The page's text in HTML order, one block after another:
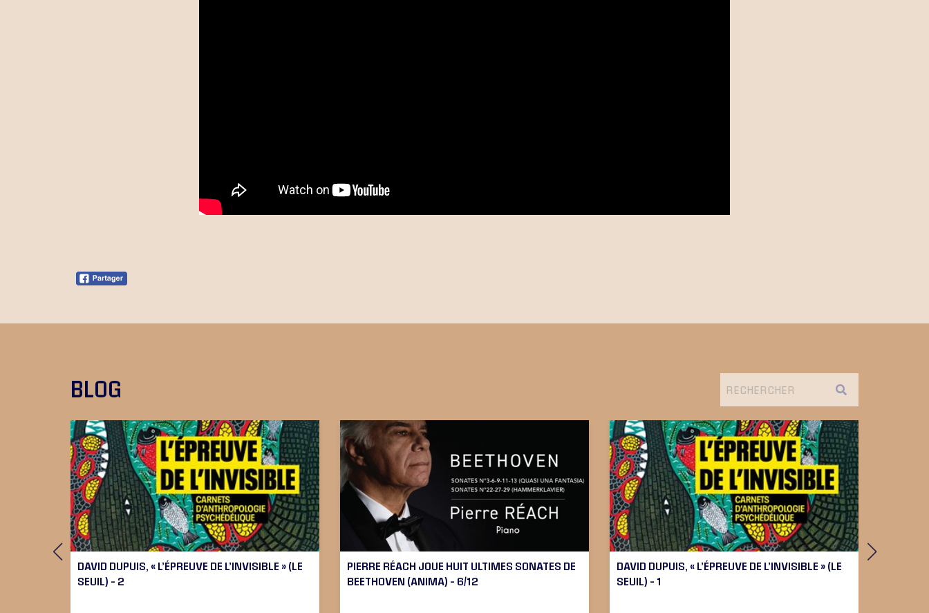
BLOG
DAVID DUPUIS, « L’ÉPREUVE DE L’INVISIBLE » (LE
SEUIL) – 2
PIERRE RÉACH JOUE HUIT ULTIMES SONATES DE
BEETHOVEN (ANIMA) – 6/12
DAVID DUPUIS, « L’ÉPREUVE DE L’INVISIBLE » (LE
SEUIL) – 1